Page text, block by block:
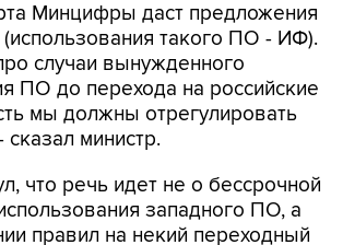
Минцифры даст предложения
(использования такого ПО - ИФ).
случаи вынужденного
ПО до перехода на российские
мы должны отрегулировать
сказал министр.
что речь идет не о бессрочной
западного ПО, а
правил на некий переходный